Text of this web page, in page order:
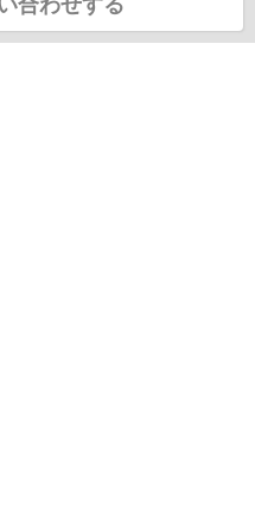
合わせする